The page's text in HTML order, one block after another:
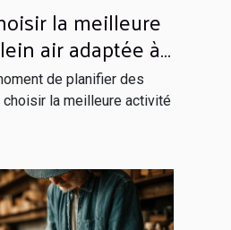
la meilleure
air adaptée à
de planifier des
la meilleure activité